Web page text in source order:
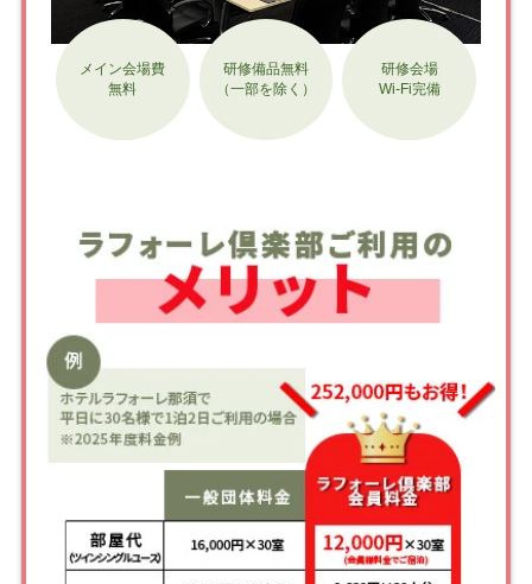
メイン会場費
無料
研修備品無料
（一部を除く）
研修会場
Wi-Fi完備